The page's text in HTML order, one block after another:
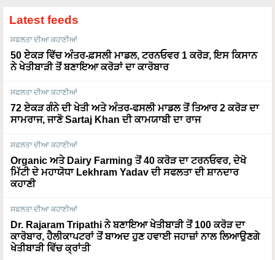
Latest feeds
ਸਫਲਤਾ ਦੀਆ ਕਹਾਣੀਆਂ
50 ਏਕੜ ਵਿੱਚ ਅੰਤਰ-ਫ਼ਸਲੀ ਮਾਡਲ, ਟਰਨਓਵਰ 1 ਕਰੋੜ, ਇਸ ਕਿਸਾਨ
ਨੇ ਖੇਤੀਬਾੜੀ ਤੋਂ ਬਣਾਇਆ ਕਰੋੜਾਂ ਦਾ ਕਾਰੋਬਾਰ
ਸਫਲਤਾ ਦੀਆ ਕਹਾਣੀਆਂ
72 ਏਕੜ ਗੰਨੇ ਦੀ ਖੇਤੀ ਅਤੇ ਅੰਤਰ-ਫਸਲੀ ਮਾਡਲ ਤੋਂ ਤਿਆਰ 2 ਕਰੋੜ ਦਾ
ਸਾਮਰਾਜ, ਜਾਣੋ Sartaj Khan ਦੀ ਕਾਮਯਾਬੀ ਦਾ ਰਾਜ
ਸਫਲਤਾ ਦੀਆ ਕਹਾਣੀਆਂ
Organic ਅਤੇ Dairy Farming ਤੋਂ 40 ਕਰੋੜ ਦਾ ਟਰਨਓਵਰ, ਦੇਖੋ
ਮਿੱਟੀ ਦੇ ਮਹਾਯੋਧਾ Lekhram Yadav ਦੀ ਸਫਲਤਾ ਦੀ ਸ਼ਾਨਦਾਰ
ਕਹਾਣੀ
ਸਫਲਤਾ ਦੀਆ ਕਹਾਣੀਆਂ
Dr. Rajaram Tripathi ਨੇ ਬਣਾਇਆ ਖੇਤੀਬਾੜੀ ਤੋਂ 100 ਕਰੋੜ ਦਾ
ਕਾਰੋਬਾਰ, ਹੈਲੀਕਾਪਟਰਾਂ ਤੋਂ ਬਾਅਦ ਹੁਣ ਹਵਾਈ ਜਹਾਜ਼ਾਂ ਨਾਲ ਲਿਆਉਣਗੇ
ਖੇਤੀਬਾੜੀ ਵਿੱਚ ਕ੍ਰਾਂਤੀ